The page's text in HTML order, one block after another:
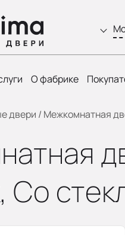
О фабрике
двери / Межкомнатная
Со